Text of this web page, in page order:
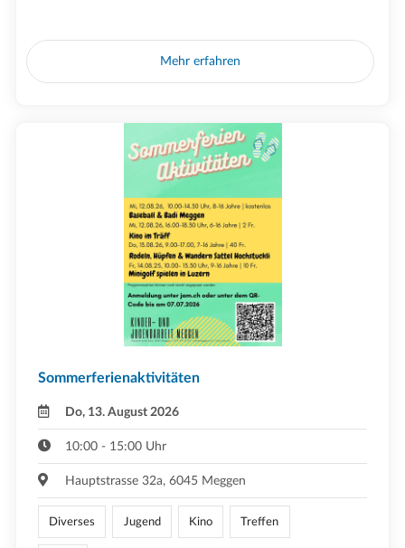
Mehr erfahren
Sommerferienaktivitäten
Do, 13. August 2026
10:00 - 15:00 Uhr
Hauptstrasse 32a, 6045 Meggen
Diverses Jugend Kino Treffen